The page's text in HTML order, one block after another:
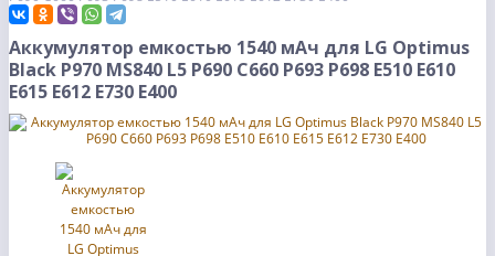
Аккумулятор емкостью 1540 мАч для LG Optimus
Black P970 MS840 L5 P690 C660 P693 P698 E510 E610
E615 E612 E730 E400